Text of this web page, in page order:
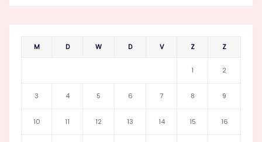
M D W D V Z Z
1 2
3 4 5 6 7 8 9
10 11 12 13 14 15 16